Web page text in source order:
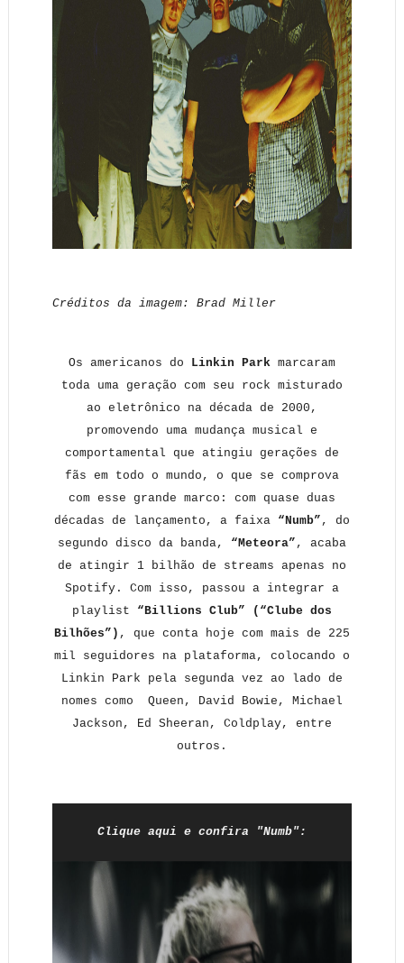
Créditos da imagem: Brad Miller
Os americanos do Linkin Parkmarcaram
toda uma geração com seu rock misturado
ao eletrônico na década de 2000,
promovendo uma mudança musical e
comportamental que atingiu gerações de
fãs em todo o mundo, o que se comprova
com esse grande marco: com quase duas
décadas de lançamento, a faixa “Numb” , do
segundo disco da banda, “Meteora” , acaba
de atingir 1 bilhão de streams apenas no
Spotify. Com isso, passou a integrar a
playlist “Billions Club” (“Clube dos
Bilhões”) , que conta hoje com mais de 225
mil seguidores na plataforma, colocando o
Linkin Park pela segunda vez ao lado de
nomes como Queen, David Bowie, Michael
Jackson, Ed Sheeran, Coldplay, entre
outros.
Clique aqui e confira "Numb":